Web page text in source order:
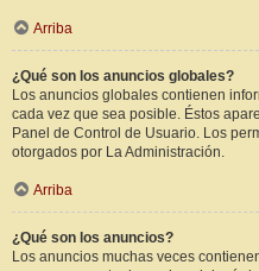
Arriba
¿Qué son los anuncios globales?
Los anuncios globales contienen
cada vez que sea posible. Éstos
Panel de Control de Usuario. Los
otorgados por La Administración.
Arriba
¿Qué son los anuncios?
Los anuncios muchas veces